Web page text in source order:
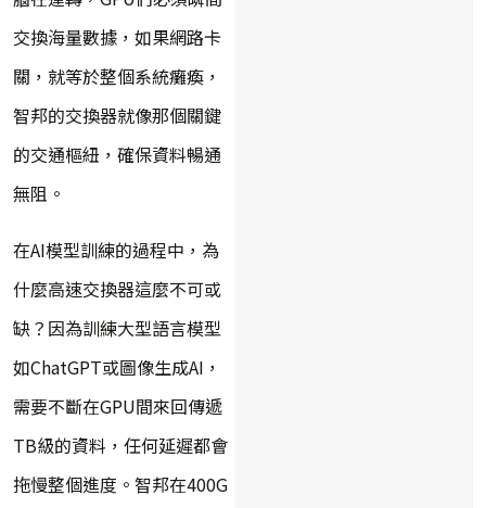
交換海量數據，如果網路卡
關，就等於整個系統癱瘓，
智邦的交換器就像那個關鍵
的交通樞紐，確保資料暢通
無阻。
在AI模型訓練的過程中，為
什麼高速交換器這麼不可或
缺？因為訓練大型語言模型
如ChatGPT或圖像生成AI，
需要不斷在GPU間來回傳遞
TB級的資料，任何延遲都會
拖慢整個進度。智邦在400G